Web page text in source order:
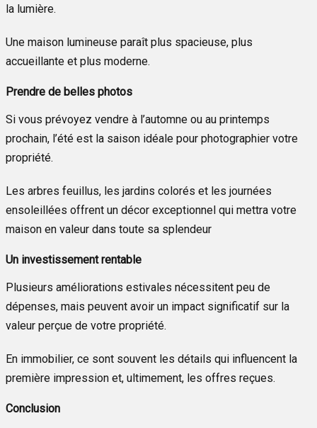
la lumière.
Une maison lumineuse paraît plus spacieuse, plus
accueillante et plus moderne.
Prendre de belles photos
Si vous prévoyez vendre à l’automne ou au printemps
prochain, l’été est la saison idéale pour photographier votre
propriété.
Les arbres feuillus, les jardins colorés et les journées
ensoleillées offrent un décor exceptionnel qui mettra votre
maison en valeur dans toute sa splendeur
Un investissement rentable
Plusieurs améliorations estivales nécessitent peu de
dépenses, mais peuvent avoir un impact significatif sur la
valeur perçue de votre propriété.
En immobilier, ce sont souvent les détails qui influencent la
première impression et, ultimement, les offres reçues.
Conclusion